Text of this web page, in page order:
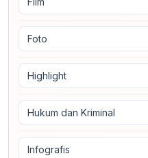
Foto
Highlight
Hukum dan Kriminal
Infografis